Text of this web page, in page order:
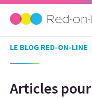
LE BLOG RED-ON-LINE
Articles